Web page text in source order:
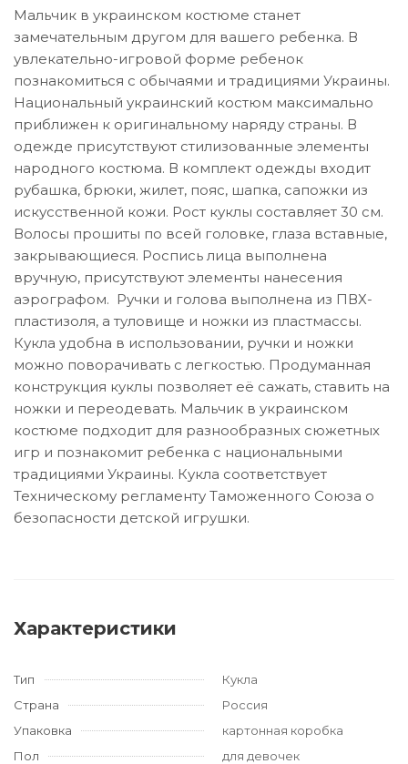
Мальчик в украинском костюме станет
замечательным другом для вашего ребенка. В
увлекательно-игровой форме ребенок
познакомиться с обычаями и традициями Украины.
Национальный украинский костюм максимально
приближен к оригинальному наряду страны. В
одежде присутствуют стилизованные элементы
народного костюма. В комплект одежды входит
рубашка, брюки, жилет, пояс, шапка, сапожки из
искусственной кожи. Рост куклы составляет 30 см.
Волосы прошиты по всей головке, глаза вставные,
закрывающиеся. Роспись лица выполнена
вручную, присутствуют элементы нанесения
аэрографом. Ручки и голова выполнена из ПВХ-
пластизоля, а туловище и ножки из пластмассы.
Кукла удобна в использовании, ручки и ножки
можно поворачивать с легкостью. Продуманная
конструкция куклы позволяет её сажать, ставить на
ножки и переодевать. Мальчик в украинском
костюме подходит для разнообразных сюжетных
игр и познакомит ребенка с национальными
традициями Украины. Кукла соответствует
Техническому регламенту Таможенного Союза о
безопасности детской игрушки.
Характеристики
Тип
Кукла
Страна
Россия
Упаковка
картонная коробка
Пол
для девочек